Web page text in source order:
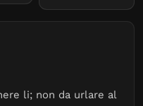
li; non da urlare al